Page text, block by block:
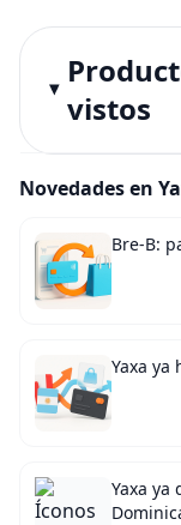
vistos
Novedades en
Bre-B:
Yaxa ya
Yaxa ya